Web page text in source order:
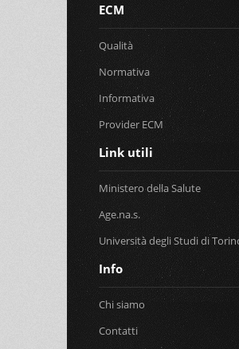
ECM
Qualità
Normativa
Informativa
Provider ECM
Link utili
Ministero della Salute
Age.na.s.
Università degli Studi di
Info
Chi siamo
Contatti